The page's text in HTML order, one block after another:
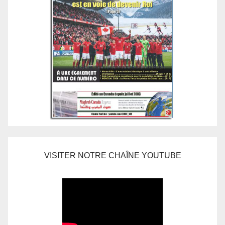
VISITER NOTRE CHAÎNE YOUTUBE